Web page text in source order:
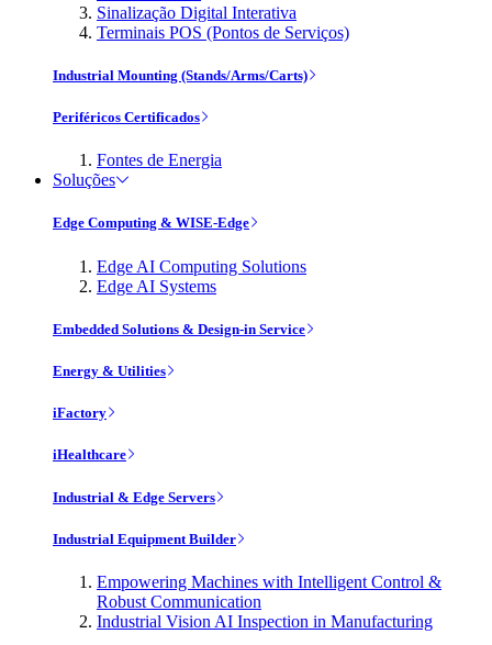
Sinalização Digital Interativa
Terminais POS (Pontos de Serviços)
Industrial Mounting (Stands/Arms/Carts)
Periféricos Certificados
Fontes de Energia
Soluções
Edge Computing & WISE-Edge
Edge AI Computing Solutions
Edge AI Systems
Embedded Solutions & Design-in Service
Energy & Utilities
iFactory
iHealthcare
Industrial & Edge Servers
Industrial Equipment Builder
Empowering Machines with Intelligent Control &
Robust Communication
Industrial Vision AI Inspection in Manufacturing